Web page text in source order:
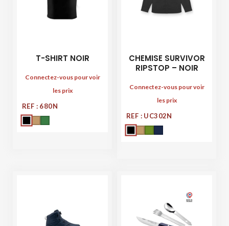
T-SHIRT NOIR
Connectez-vous pour voir
les prix
REF : 680N
CHEMISE SURVIVOR
RIPSTOP – NOIR
Connectez-vous pour voir
les prix
REF : UC302N